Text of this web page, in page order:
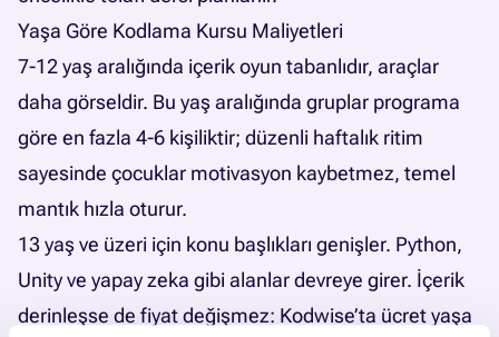
Yaşa Göre Kodlama Kursu Maliyetleri
7-12 yaş aralığında içerik oyun tabanlıdır, araçlar
daha görseldir. Bu yaş aralığında gruplar programa
göre en fazla 4-6 kişiliktir; düzenli haftalık ritim
sayesinde çocuklar motivasyon kaybetmez, temel
mantık hızla oturur.
13 yaş ve üzeri için konu başlıkları genişler. Python,
Unityve yapay zeka gibi alanlar devreye girer. İçerik
derinleşse de fiyat değişmez: Kodwise’ta ücret yaşa